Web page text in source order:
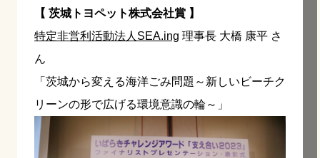
【 茨城トヨペット株式会社賞 】
特定非営利活動法人SEA.ing 理事長 大橋 康平 さ
ん
「茨城から変える海洋ごみ問題～新しいビーチク
リーンの形で広げる環境意識の輪～」